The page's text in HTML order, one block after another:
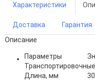
Характеристики
Доставка Гарантия
Описание
Параметры
Длина, мм